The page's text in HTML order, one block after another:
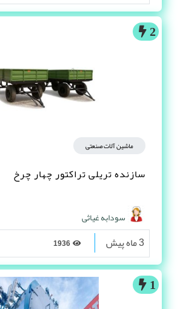
2
ماشین آلات صنعتی
سازنده تریلی تراکتور چهار چرخ
سودابه غیاثی
3 ماه پیش
1